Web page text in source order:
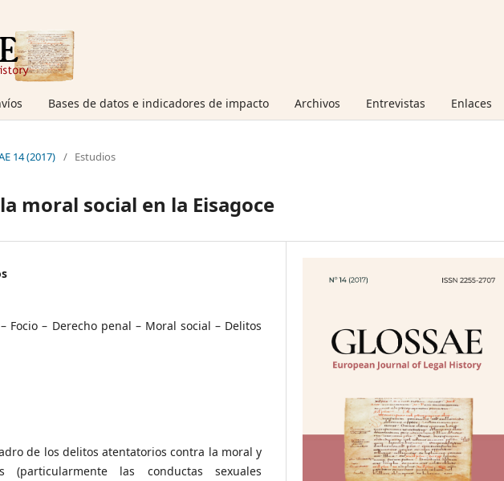
Bases de datos e indicadores de impacto Archivos Entrevistas Enlaces
14 (2017) / Estudios
moral social en la Eisagoce
Focio – Derecho penal – Moral social – Delitos
de los delitos atentatorios contra la moral y
(particularmente las conductas sexuales